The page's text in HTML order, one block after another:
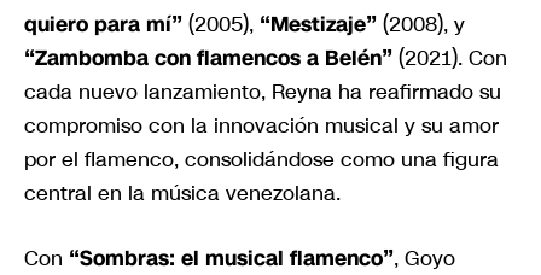
quiero para mí” (2005), “Mestizaje” (2008), y
“Zambomba con flamencos a Belén” (2021). Con
cada nuevo lanzamiento, Reyna ha reafirmado su
compromiso con la innovación musical y su amor
por el flamenco, consolidándose como una figura
central en la música venezolana.
Con “Sombras: el musical flamenco”, Goyo